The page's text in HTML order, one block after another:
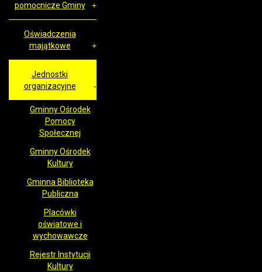
pomocnicze Gminy
Oświadczenia
majątkowe
Jednostki
organizacyjne
Gminny Ośrodek
Pomocy
Społecznej
Gminny Ośrodek
Kultury
Gminna Biblioteka
Publiczna
Placówki
oświatowe i
wychowawcze
Rejestr Instytucji
Kultury